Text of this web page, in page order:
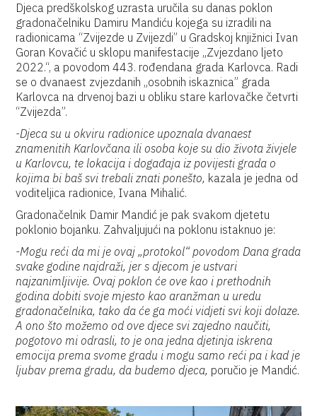
Djeca predškolskog uzrasta uručila su danas poklon
gradonačelniku Damiru Mandiću kojega su izradili na
radionicama “Zvijezde u Zvijezdi” u Gradskoj knjižnici Ivan
Goran Kovačić u sklopu manifestacije „Zvjezdano ljeto
2022.“, a povodom 443. rođendana grada Karlovca. Radi
se o dvanaest zvjezdanih „osobnih iskaznica” grada
Karlovca na drvenoj bazi u obliku stare karlovačke četvrti
“Zvijezda”.
-Djeca su u okviru radionice upoznala dvanaest
znamenitih Karlovčana ili osoba koje su dio života živjele
u Karlovcu, te lokacija i događaja iz povijesti grada o
kojima bi baš svi trebali znati ponešto, kazala je jedna od
voditeljica radionice, Ivana Mihalić.
Gradonačelnik Damir Mandić je pak svakom djetetu
poklonio bojanku. Zahvaljujući na poklonu istaknuo je:
-Mogu reći da mi je ovaj „protokol“ povodom Dana grada
svake godine najdraži, jer s djecom je ustvari
najzanimljivije. Ovaj poklon će ove kao i prethodnih
godina dobiti svoje mjesto kao aranžman u uredu
gradonačelnika, tako da će ga moći vidjeti svi koji dolaze.
A ono što možemo od ove djece svi zajedno naučiti,
pogotovo mi odrasli, to je ona jedna djetinja iskrena
emocija prema svome gradu i mogu samo reći pa i kad je
ljubav prema gradu, da budemo djeca, poručio je Mandić.